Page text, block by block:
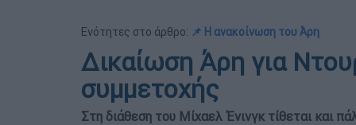
Ενότητες στο άρθρο: 📌 Η ανακοίνωση του Άρη
Δικαίωση Άρη για
συμμετοχής
Στη διάθεση του Μίχαελ Ένινγκ τίθεται και